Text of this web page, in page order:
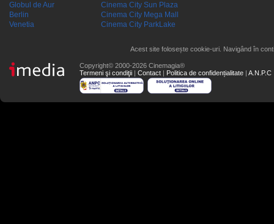
Globul de Aur
Berlin
Venetia
Cinema City Sun Plaza
Cinema City Mega Mall
Cinema City ParkLake
Acest site folosește cookie-uri. Navigând în
Copyright© 2000-2026 Cinemagia®
Termeni şi condiţii | Contact | Politica de confidențialitate | A.N.P.C